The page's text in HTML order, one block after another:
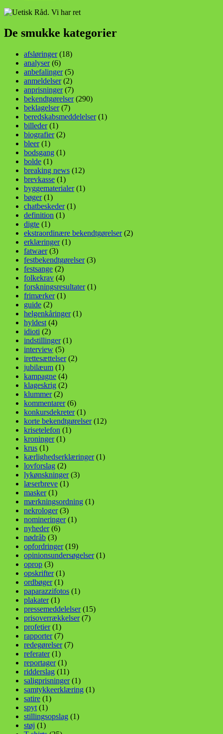
De smukke kategorier
afsløringer(18)
analyser(6)
anbefalinger(5)
anmeldelser(2)
anprisninger(7)
bekendtgørelser(290)
beklagelser(7)
beredskabsmeddelelser(1)
billeder(1)
biografier(2)
bleer(1)
bodsgang (1)
bolde (1)
breaking news (12)
brevkasse (1)
byggematerialer(1)
bøger(1)
chatbeskeder(1)
definition (1)
digte (1)
ekstraordinære bekendtgørelser(2)
erklæringer(1)
fatwaer(3)
festbekendtgørelser(3)
festsange (2)
folkekrav (4)
forskningsresultater(1)
frimærker(1)
guide (2)
helgenkåringer(1)
hyldest (4)
idioti (2)
indstillinger(1)
interview (5)
irettesættelser(2)
jubilæum (1)
kampagne (4)
klageskrig (2)
klummer(2)
kommentarer(6)
konkursdekreter(1)
korte bekendtgørelser(12)
krisetelefon (1)
kroninger(1)
krus (1)
kærlighedserklæringer(1)
lovforslag (2)
lykønskninger(3)
læserbreve (1)
masker(1)
mærkningsordning (1)
nekrologer(3)
nomineringer(1)
nyheder(6)
nødråb (3)
opfordringer(19)
opinionsundersøgelser(1)
oprop (3)
opskrifter(1)
ordbøger(1)
paparazzifotos (1)
plakater(1)
pressemeddelelser(15)
prisoverrækkelser(7)
profetier(1)
rapporter(7)
redegørelser(7)
referater(1)
reportager(1)
ridderslag (11)
saligprisninger(1)
samtykkeerklæring (1)
satire (1)
spyt (1)
stillingsopslag (1)
støj (1)